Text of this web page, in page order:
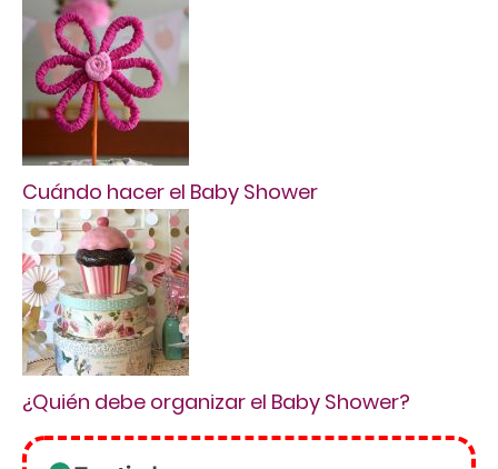
Cuándo hacer el Baby Shower
¿Quién debe organizar el Baby Shower?